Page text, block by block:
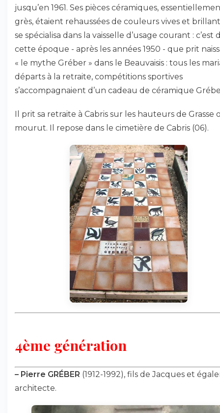
jusqu’en 1961. Ses pièces céramiques,
grès, étaient rehaussées de couleurs vives et
se spécialisa dans la vaisselle d’usage courant : c’est
cette époque - après les années 1950 - que prit
« le mythe Gréber » dans le Beauvaisis : tous les
départs à la retraite, compétitions sportives
s’accompagnaient d’un cadeau de céramique
Il prit sa retraite à Cabris sur les hauteurs de Grasse
mourut. Il repose dans le cimetière de Cabris (06).
4ème génération
– Pierre GRÉBER (1912-1992), fils de Jacques et
architecte.